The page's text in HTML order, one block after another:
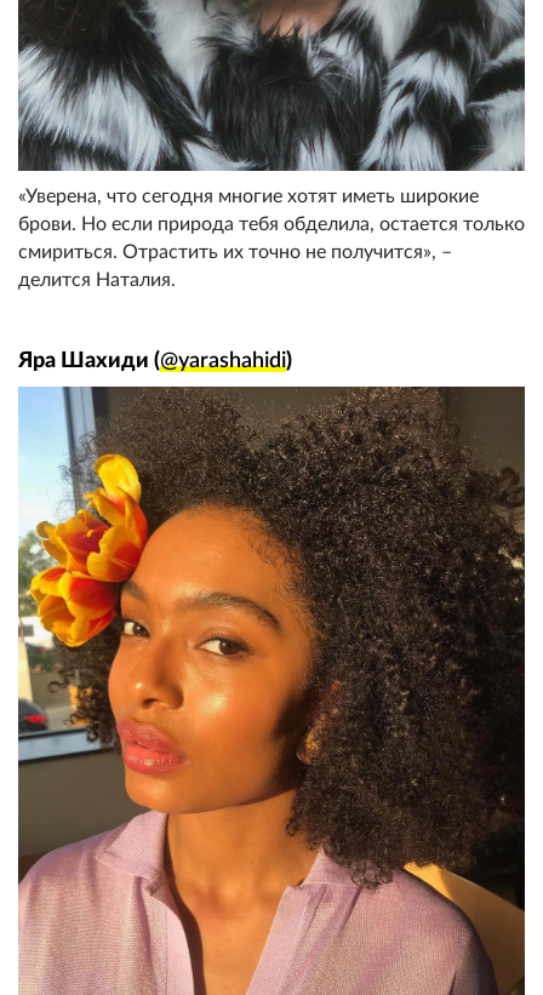
«Уверена, что сегодня многие хотят иметь широкие
брови. Но если природа тебя обделила, остается только
смириться. Отрастить их точно не получится», –
делится Наталия.
Яра Шахиди (@yarashahidi)